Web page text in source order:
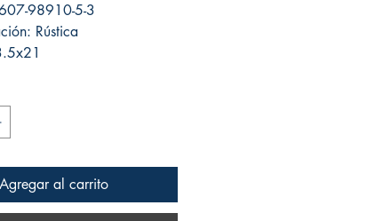
98910-5-3
Rústica
Agregar al carrito